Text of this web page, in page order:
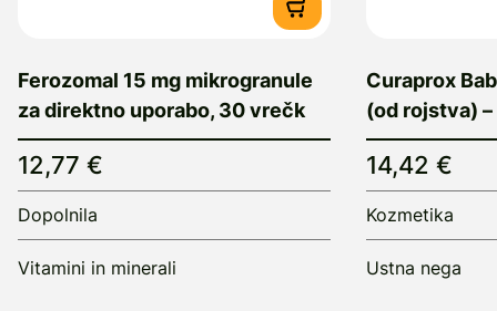
Ferozomal 15 mg mikrogranule
za direktno uporabo, 30 vrečk
12,77 €
Dopolnila
Vitamini in minerali
Curaprox
(od rojstva) –
14,42 €
Kozmetika
Ustna nega